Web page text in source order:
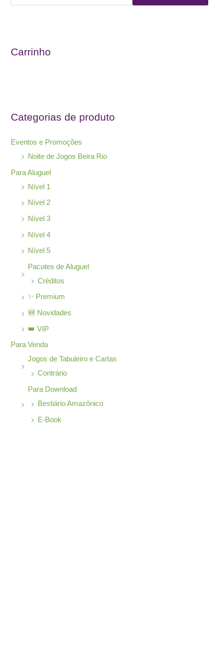
p
r
Carrinho
Categorias de produto
Eventos e Promoções
Noite de Jogos Beira Rio
Para Aluguel
Nível 1
Nível 2
Nível 3
Nível 4
Nível 5
Pacotes de Aluguel
Créditos
✨ Premium
🆕 Novidades
👑 VIP
Para Venda
Jogos de Tabuleiro e Cartas
Contrário
Para Download
Bestiário Amazônico
E-Book